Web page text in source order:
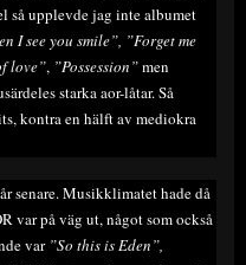
så upplevde jag inte albumet
I see you smile”, ”Forget me
love”, ”Possession”men
starka aor-låtar. Så
kontra en hälft av mediokra
senare. Musikklimatet hade då
var på väg ut, något som också
var ”So this is Eden”,